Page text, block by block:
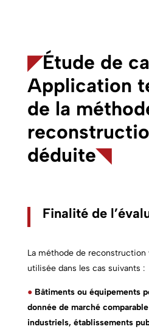
◤Étude de
Application
de la
déduite◥
Finalité de
La méthode de
utilisée dans les cas suivants :
● Bâtiments ou équipements
donnée de marché
industriels, établissements